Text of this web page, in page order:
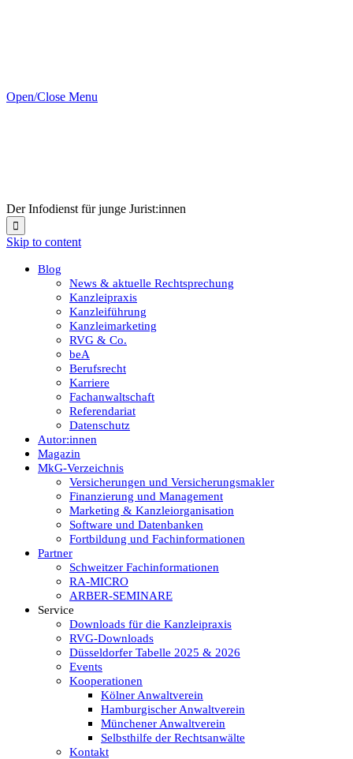
Open/Close Menu
Der Infodienst für junge Jurist:innen

Skip to content
Blog
News & aktuelle Rechtsprechung
Kanzleipraxis
Kanzleiführung
Kanzleimarketing
RVG & Co.
beA
Berufsrecht
Karriere
Fachanwaltschaft
Referendariat
Datenschutz
Autor:innen
Magazin
MkG-Verzeichnis
Versicherungen und Versicherungsmakler
Finanzierung und Management
Marketing & Kanzleiorganisation
Software und Datenbanken
Fortbildung und Fachinformationen
Partner
Schweitzer Fachinformationen
RA-MICRO
ARBER-SEMINARE
Service
Downloads für die Kanzleipraxis
RVG-Downloads
Düsseldorfer Tabelle 2025 & 2026
Events
Kooperationen
Kölner Anwaltverein
Hamburgischer Anwaltverein
Münchener Anwaltverein
Selbsthilfe der Rechtsanwälte
Kontakt